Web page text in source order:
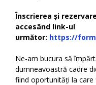
Înscrierea și
accesând link-ul
următor: https://
Ne-am bucura să
dumneavoastră cadre
fiind oportunități la care